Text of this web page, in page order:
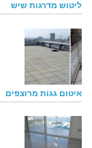
ליטוש מדרגות שיש
איטום גגות מרוצפים